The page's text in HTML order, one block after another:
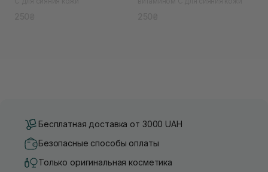
Бесплатная доставка от 3000 UAH
Безопасные способы оплаты
Только оригинальная косметика